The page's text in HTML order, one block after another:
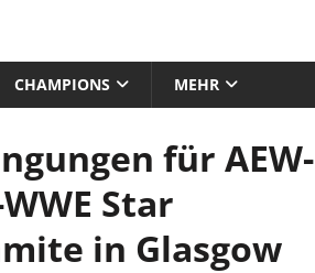
CHAMPIONS MEHR
für AEW-
Star
in Glasgow